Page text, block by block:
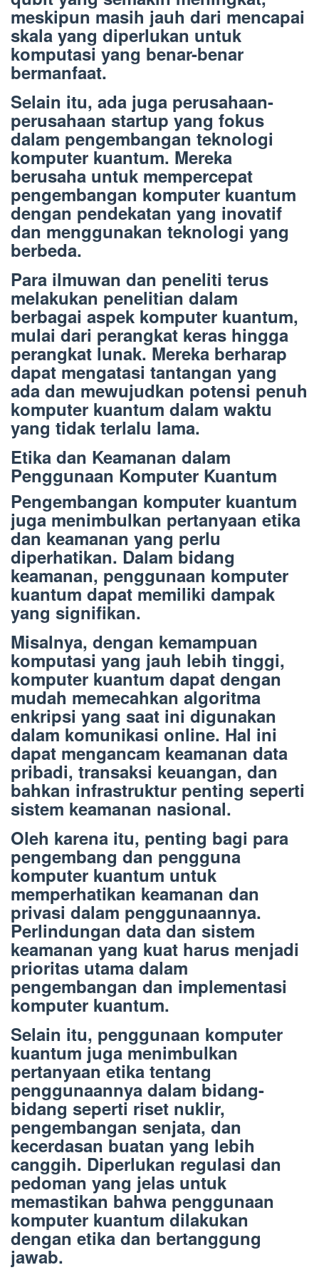
meskipun masih jauh dari mencapai
skala yang diperlukan untuk
komputasi yang benar-benar
bermanfaat.
Selain itu, ada juga perusahaan-
perusahaan startup yang fokus
dalam pengembangan teknologi
komputer kuantum. Mereka
berusaha untuk mempercepat
pengembangan komputer kuantum
dengan pendekatan yang inovatif
dan menggunakan teknologi yang
berbeda.
Para ilmuwan dan peneliti terus
melakukan penelitian dalam
berbagai aspek komputer kuantum,
mulai dari perangkat keras hingga
perangkat lunak. Mereka berharap
dapat mengatasi tantangan yang
ada dan mewujudkan potensi penuh
komputer kuantum dalam waktu
yang tidak terlalu lama.
Etika dan Keamanan dalam
Penggunaan Komputer Kuantum
Pengembangan komputer kuantum
juga menimbulkan pertanyaan etika
dan keamanan yang perlu
diperhatikan. Dalam bidang
keamanan, penggunaan komputer
kuantum dapat memiliki dampak
yang signifikan.
Misalnya, dengan kemampuan
komputasi yang jauh lebih tinggi,
komputer kuantum dapat dengan
mudah memecahkan algoritma
enkripsi yang saat ini digunakan
dalam komunikasi online. Hal ini
dapat mengancam keamanan data
pribadi, transaksi keuangan, dan
bahkan infrastruktur penting seperti
sistem keamanan nasional.
Oleh karena itu, penting bagi para
pengembang dan pengguna
komputer kuantum untuk
memperhatikan keamanan dan
privasi dalam penggunaannya.
Perlindungan data dan sistem
keamanan yang kuat harus menjadi
prioritas utama dalam
pengembangan dan implementasi
komputer kuantum.
Selain itu, penggunaan komputer
kuantum juga menimbulkan
pertanyaan etika tentang
penggunaannya dalam bidang-
bidang seperti riset nuklir,
pengembangan senjata, dan
kecerdasan buatan yang lebih
canggih. Diperlukan regulasi dan
pedoman yang jelas untuk
memastikan bahwa penggunaan
komputer kuantum dilakukan
dengan etika dan bertanggung
jawab.